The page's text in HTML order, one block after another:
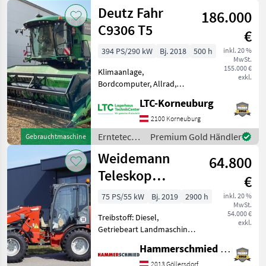
km/h: 50 km/h, Aufladu
/ Deutz
Fahr
Gebrauchtmaschine
Deutz Fahr
C9306 T5
186.000
€
inkl. 20 %
MwSt.
155.000 €
exkl.
394 PS/290 kW Bj. 2018
500 h
Klimaanlage,
Bordcomputer, Allrad,
Schneidwerkswagen,
Strohhäcksler
Klassifizierung:
Gebrauchtmaschine;
DEF/AD BLUE: Ja;
Motorhersteller: Mercedes ;
Abgelese
LTC-Korneuburg
2100 Korneuburg
Erntetechnik
Ackerbau /
Deutz Fahr
Premium Gold Händler
Weidemann
Teleskop
Radlader 3080
LPT
64.800
€
inkl. 20 %
MwSt.
54.000 €
exkl.
75 PS/55 kW Bj. 2019
2900 h
Treibstoff: Diesel,
Getriebeart Landmaschine:
Geräteverriegelung, Kabine,
Hammerschmied GmbH
2013 Göllersdorf